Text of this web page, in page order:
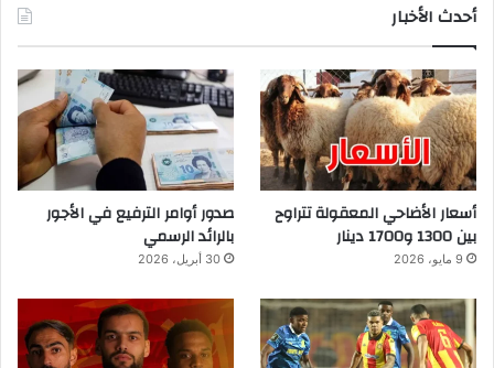
أحدث الأخبار
أسعار الأضاحي المعقولة تتراوح
بين 1300 و1700 دينار
9 مايو، 2026
صدور أوامر الترفيع في الأجور
بالرائد الرسمي
30 أبريل، 2026